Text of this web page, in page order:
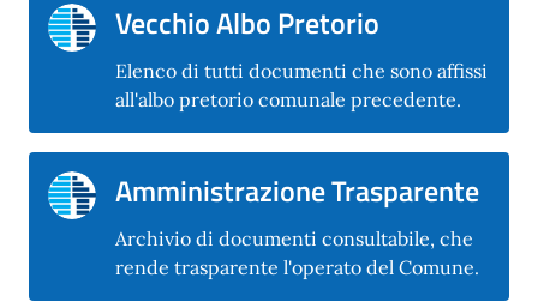
Vecchio Albo Pretorio
Elenco di tutti documenti che sono affissi
all'albo pretorio comunale precedente.
Amministrazione Trasparente
Archivio di documenti consultabile, che
rende trasparente l'operato del Comune.